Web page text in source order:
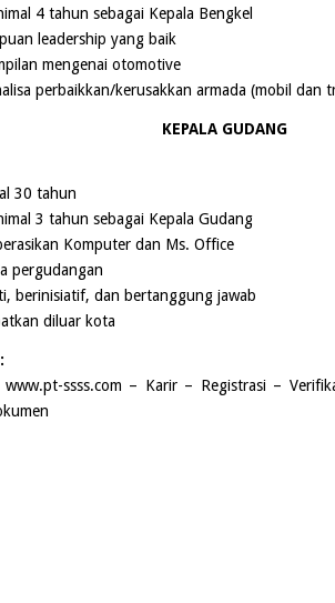
4 tahun sebagai Kepala Bengkel
leadership yang baik
mengenai otomotive
perbaikkan/kerusakkan armada (mobil dan
KEPALA GUDANG
30 tahun
3 tahun sebagai Kepala Gudang
Komputer dan Ms. Office
pergudangan
berinisiatif, dan bertanggung jawab
diluar kota
www.pt-ssss.com – Karir – Registrasi –